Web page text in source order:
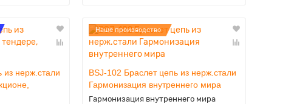
из нерж.стали
Наше производство
BSJ-102 Браслет цепь из нерж.стали
Гармонизация внутреннего мира
Гармонизация внутреннего мира